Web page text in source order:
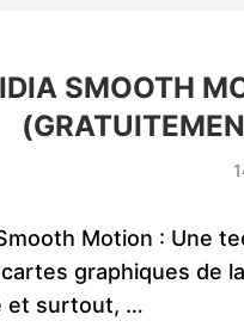
SMOOTH
Motion : Une
graphiques de
et surtout, …